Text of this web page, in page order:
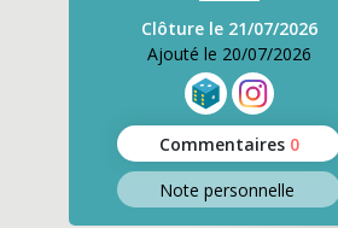
Clôture le 21/07/2026
Ajouté le 20/07/2026
Commentaires 0
Note personnelle